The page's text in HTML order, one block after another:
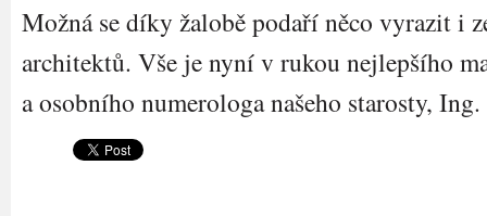
Možná se díky žalobě podaří něco vyrazit i
architektů. Vše je nyní v rukou nejlepšího
a osobního numerologa našeho starosty,